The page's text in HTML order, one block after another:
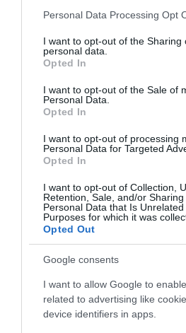
Please note that this website/app
not limited to your visit or usage
grant or deny consent to Google
use your data for below specified
consent section.
Personal Data Processing Opt
I want to opt-out of the Sharing
personal data.
Opted In
I want to opt-out of the Sale of
Personal Data.
Opted In
I want to opt-out of processing
Personal Data for Targeted
Opted In
I want to opt-out of Collection,
Retention, Sale, and/or
Personal Data that Is
Purposes for which it was
Opted Out
Google consents
I want to allow Google to
related to advertising like
device identifiers in apps.
καταστροφικής πυρκαγιάς –
08.08.2026 | 20:00
καθιερωμένος έρανος για το
«Στιφάδο της Παναγίας»
Ο Αλέξης Τσίπρας
οικονομικό πρόγραμμα της
08.08.2026 | 19:20
Κάνεις δεν ξεχνά τι έζησε η
Εύβοια πριν πέντε χρόνια
08.08.2026 | 19:00
Σε δημοπρασία η μπάλα των
ιστορικών γκολ του Μαραντόνα
ΠΕΡΙΣΣΟΤΕΡΑ ΑΠΟ ΔΙΕΘΝΗ